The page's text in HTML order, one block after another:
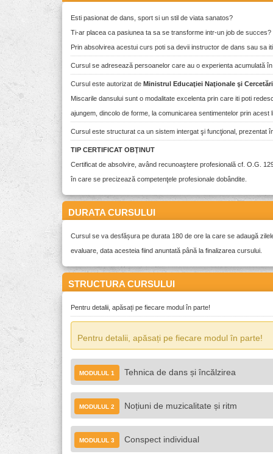
Esti pasionat de dans, sport si un stil de viata sanatos?
Ti-ar placea ca pasiunea ta sa se transforme intr-un job de succes?
Prin absolvirea acestui curs poti sa devii instructor de dans sau sa
Cursul se adresează persoanelor care au o experienta acumulată
Cursul este autorizat de Ministrul Educaţiei Naţionale şi
Miscarile dansului sunt o modalitate excelenta prin care iti poti
ajungem, dincolo de forme, la comunicarea sentimentelor prin acest
Cursul este structurat ca un sistem intergat şi funcţional, prezentat
TIP CERTIFICAT OBŢINUT
Certificat de absolvire, având recunoaştere profesională cf. O.G.
în care se precizează competenţele profesionale dobândite.
DURATA CURSULUI
Cursul se va desfășura pe durata 180 de ore la care se adaugă
evaluare, data acesteia fiind anuntată până la finalizarea cursului.
STRUCTURA CURSULUI
Pentru detalii, apăsați pe fiecare modul în parte!
Pentru detalii, apăsați pe fiecare modul în parte!
MODULUL 1 Tehnica de dans și încălzirea
Structurarea unui antrenament de dans
Noțiuni despre încălzire, mobilitate, stretching, revenirea de după
Bara fixă: postură, echilibru, coordonare, viteză de execuție
MODULUL 2 Noțiuni de muzicalitate și ritm
Recunoașterea tempo-ului muzical
Stabilirea ritmului
MODULUL 3 Conspect individual